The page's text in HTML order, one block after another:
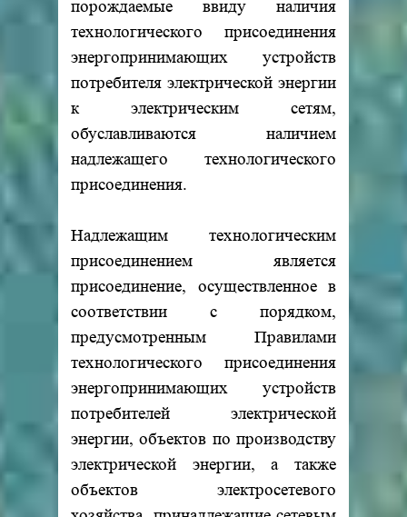
порождаемые ввиду наличия
технологического присоединения
энергопринимающих устройств
потребителя электрической энергии
к электрическим сетям,
обуславливаются наличием
надлежащего технологического
присоединения.
Надлежащим технологическим
присоединением является
присоединение, осуществленное в
соответствии с порядком,
предусмотренным Правилами
технологического присоединения
энергопринимающих устройств
потребителей электрической
энергии, объектов по производству
электрической энергии, а также
объектов электросетевого